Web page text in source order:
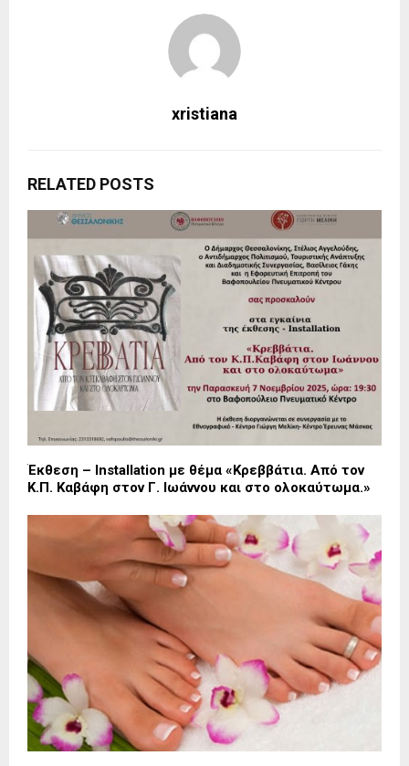
xristiana
RELATED POSTS
Έκθεση – Installation με θέμα «Κρεββάτια. Από τον
Κ.Π. Καβάφη στον Γ. Ιωάννου και στο ολοκαύτωμα.»